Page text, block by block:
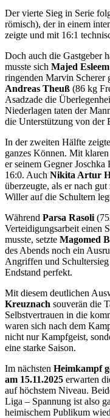
Der vierte Sieg in Serie
römisch), der in einem
zeigte und mit 16:1
Doch auch die Gastgeber
musste sich Majed Esleem
ringenden Marvin Scherer
Andreas Theuß (86 kg
Asadzade die
Niederlagen taten der
die Unterstützung von der
In der zweiten Hälfte zeigte
ganzes Können. Mit
er seinem Gegner
16:0. Auch Nikita Artur
überzeugte, als er nach
Willer auf die Schultern
Während Parsa Rasoli
Verteidigungsarbeit einen
musste, setzte Magomed
des Abends noch ein
Angriffen und
Endstand perfekt.
Mit diesem deutlichen
Kreuznach souverän die
Selbstvertrauen in die
waren sich nach dem
nicht nur Kampfgeist,
eine starke Saison.
Im nächsten Heimkampf
am 15.11.2025 erwarten
auf höchstem Niveau.
Liga – Spannung ist also
heimischem Publikum